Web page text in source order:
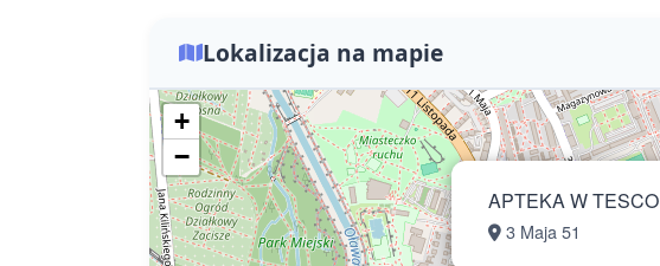
Lokalizacja na mapie
APTEKA W TESCO
3 Maja 51
+
−